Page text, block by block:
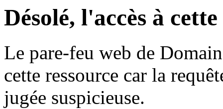
Désolé, l'accès à
Le pare-feu web de
cette ressource car la
jugée suspicieuse.